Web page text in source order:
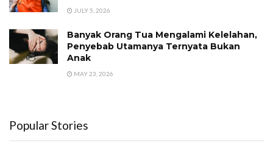
JULY 5, 2026
Banyak Orang Tua Mengalami Kelelahan,
Penyebab Utamanya Ternyata Bukan
Anak
MAY 23, 2026
Popular Stories